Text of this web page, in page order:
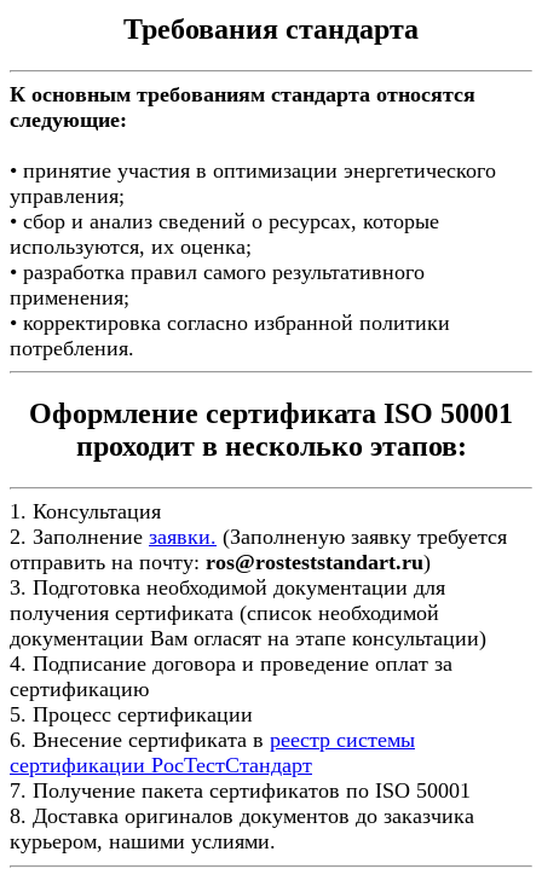
Требования стандарта
К основным требованиям стандарта относятся
следующие:
• принятие участия в оптимизации энергетического
управления;
• сбор и анализ сведений о ресурсах, которые
используются, их оценка;
• разработка правил самого результативного
применения;
• корректировка согласно избранной политики
потребления.
Оформление сертификата ISO 50001
проходит в несколько этапов:
1. Консультация
2. Заполнение заявки. (Заполненую заявку требуется
отправить на почту: ros@rosteststandart.ru)
3. Подготовка необходимой документации для
получения сертификата (список необходимой
документации Вам огласят на этапе консультации)
4. Подписание договора и проведение оплат за
сертификацию
5. Процесс сертификации
6. Внесение сертификата в реестр системы
сертификации РосТестСтандарт
7. Получение пакета сертификатов по ISO 50001
8. Доставка оригиналов документов до заказчика
курьером, нашими услиями.